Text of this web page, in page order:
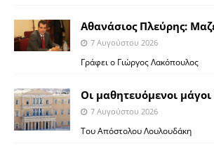
Αθανάσιος Πλεύρης:
7 Αυγούστου 2026
Γράφει ο Γιώργος Λακόπουλος
Οι μαθητευόμενοι μάγοι
7 Αυγούστου 2026
Του Απόστολου Λουλουδάκη